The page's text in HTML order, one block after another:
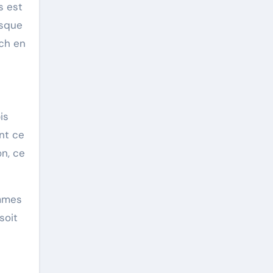
est
en
ce
ce